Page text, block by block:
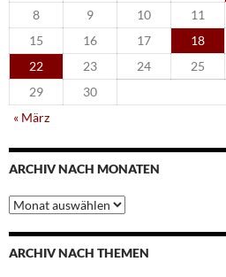
8
9 10 11
15
16 17 18
22
23 24 25
29
30
« März
ARCHIV NACH MONATEN
Archiv
nach
Monaten
ARCHIV NACH THEMEN